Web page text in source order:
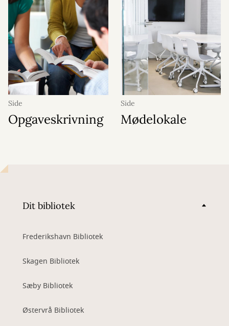
Side
Opgaveskrivning
Side
Mødelokale
Dit bibliotek
Frederikshavn Bibliotek
Skagen Bibliotek
Sæby Bibliotek
Østervrå Bibliotek